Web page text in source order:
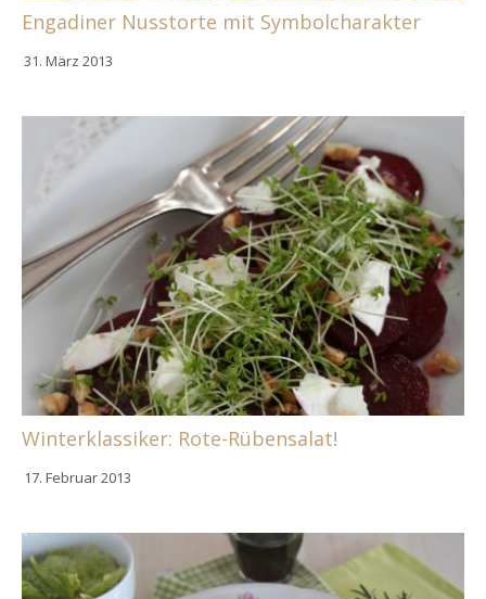
Engadiner Nusstorte mit Symbolcharakter
31. März 2013
Winterklassiker: Rote-Rübensalat!
17. Februar 2013